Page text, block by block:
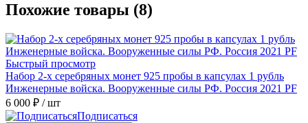
Похожие товары (8)
Быстрый просмотр
Набор 2-х серебряных монет 925 пробы в капсулах 1 рубль
Инженерные войска. Вооруженные силы РФ. Россия 2021 PF
6 000 ₽ / шт
Подписаться